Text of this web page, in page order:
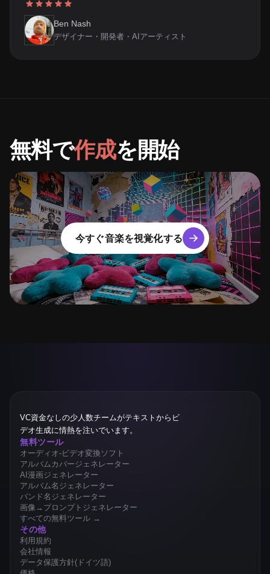
Ben Nash
デザイナー・開発者・AIアーティスト
無料で作成を開始
今すぐ音楽を視覚化する
VC資金なしの少人数チームがテキストからビ
デオ生成に情熱を注いでいます。
無料ツール
オーディオ-ビデオ変換ソフト
アルバムカバージェネレーター
AI漫画ジェネレーター
アルバム名ジェネレーター
バンド名ジェネレーター
画像→プロンプトジェネレーター
すべての無料ツール →
その他
利用規約
会社情報
データ保護方針(ドイツ語)